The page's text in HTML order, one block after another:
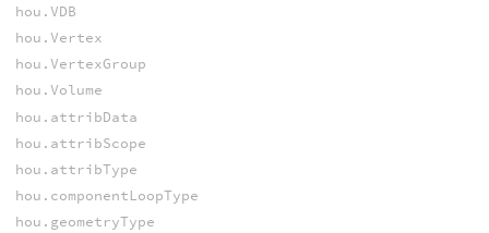
hou.VDB
hou.Vertex
hou.VertexGroup
hou.Volume
hou.attribData
hou.attribScope
hou.attribType
hou.componentLoopType
hou.geometryType